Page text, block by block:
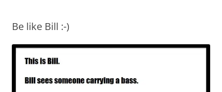
Be like Bill :-)